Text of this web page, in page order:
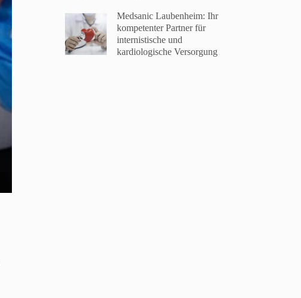
Medsanic Laubenheim: Ihr
kompetenter Partner für
internistische und
kardiologische Versorgung